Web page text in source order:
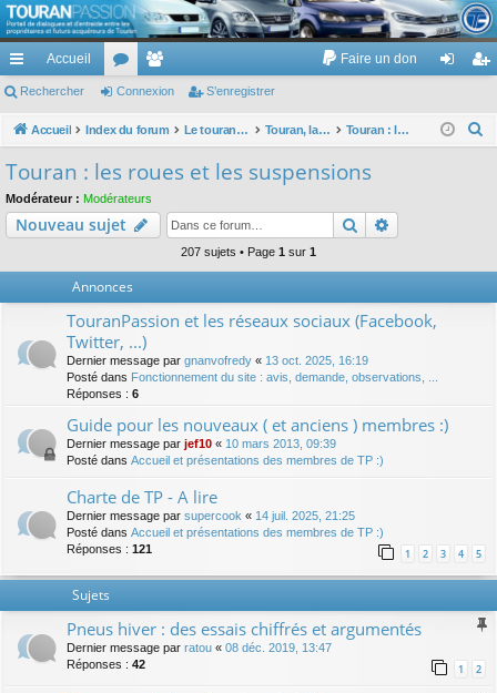
TouranPassion
Le forum des propriétaires ou futurs acquéreurs du Volkswagen Touran
cc
ès
pi
de
Accueil
or
u
e
m
Faire un don
ne nr
Rechercher Connexion S’enregistrer
Accueil Index du forum Le touran dans ses versions I (V1 V2 V3) et II ... Touran, la mécanique : moteurs, boites, transmissions, freins, direction, roues Touran : les roues et les suspensions
c
Touran : les roues et les suspensions
Modérateur : Modérateurs
Nouveau sujet Rechercher
207 sujets • Page 1 sur 1
Annonces
TouranPassion et les réseaux sociaux (Facebook,
Twitter, ...)
Dernier message par gnanvofredy « 13 oct. 2025, 16:19
Posté dans Fonctionnement du site : avis, demande, observations, ...
Réponses : 6
Guide pour les nouveaux ( et anciens ) membres :)
Dernier message par jef10 « 10 mars 2013, 09:39
Posté dans Accueil et présentations des membres de TP :)
Charte de TP - A lire
Dernier message par supercook « 14 juil. 2025, 21:25
Posté dans Accueil et présentations des membres de TP :)
Réponses : 121 1 2 3 4 5
Sujets
Pneus hiver : des essais chiffrés et argumentés
Dernier message par ratou « 08 déc. 2019, 13:47
Réponses : 42 1 2